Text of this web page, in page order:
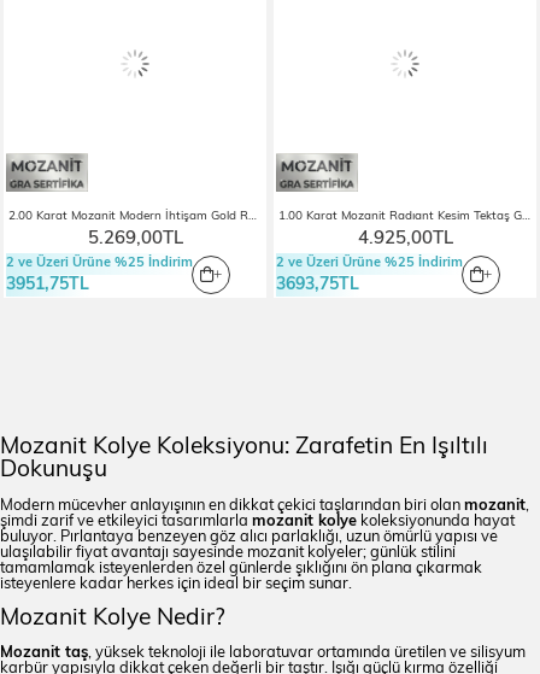
2.00 Karat Mozanit Modern İhtişam Gold Renk Tektaş Gümüş Kolye
5.269,00TL
2 ve Üzeri Ürüne %25 İndirim
3951,75TL
1.00 Karat Mozanit Radıant Kesim Tektaş Gümüş Kolye
4.925,00TL
2 ve Üzeri Ürüne %25 İndirim
3693,75TL
Mozanit Kolye Koleksiyonu: Zarafetin En Işıltılı
Dokunuşu
Modern mücevher anlayışının en dikkat çekici taşlarından biri olan mozanit,
şimdi zarif ve etkileyici tasarımlarla mozanit kolye koleksiyonunda hayat
buluyor. Pırlantaya benzeyen göz alıcı parlaklığı, uzun ömürlü yapısı ve
ulaşılabilir fiyat avantajı sayesinde mozanit kolyeler; günlük stilini
tamamlamak isteyenlerden özel günlerde şıklığını ön plana çıkarmak
isteyenlere kadar herkes için ideal bir seçim sunar.
Mozanit Kolye Nedir?
Mozanit taş, yüksek teknoloji ile laboratuvar ortamında üretilen ve silisyum
karbür yapısıyla dikkat çeken değerli bir taştır. Işığı güçlü kırma özelliği